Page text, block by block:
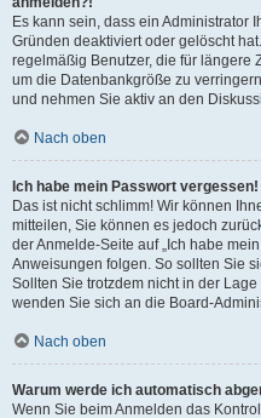
Es kann sein, dass ein Administrator
Gründen deaktiviert oder gelöscht
regelmäßig Benutzer, die für längere
um die Datenbankgröße zu
und nehmen Sie aktiv an den
Nach oben
Ich habe mein Passwort vergessen!
Das ist nicht schlimm! Wir können
mitteilen, Sie können es jedoch
der Anmelde-Seite auf „Ich habe
Anweisungen folgen. So sollten Sie
Sollten Sie trotzdem nicht in der
wenden Sie sich an die Board-
Nach oben
Warum werde ich automatisch
Wenn Sie beim Anmelden das